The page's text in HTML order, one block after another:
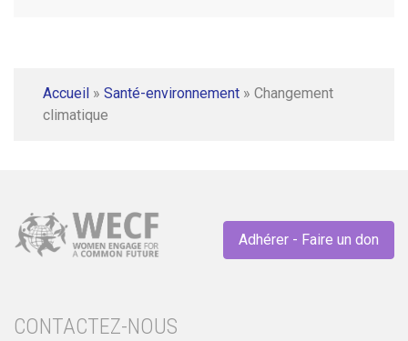
Accueil » Santé-environnement » Changement
climatique
Adhérer - Faire un don
CONTACTEZ-NOUS